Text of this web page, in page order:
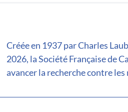
Créée en 1937 par Charles
2026, la Société Française de
avancer la recherche contre